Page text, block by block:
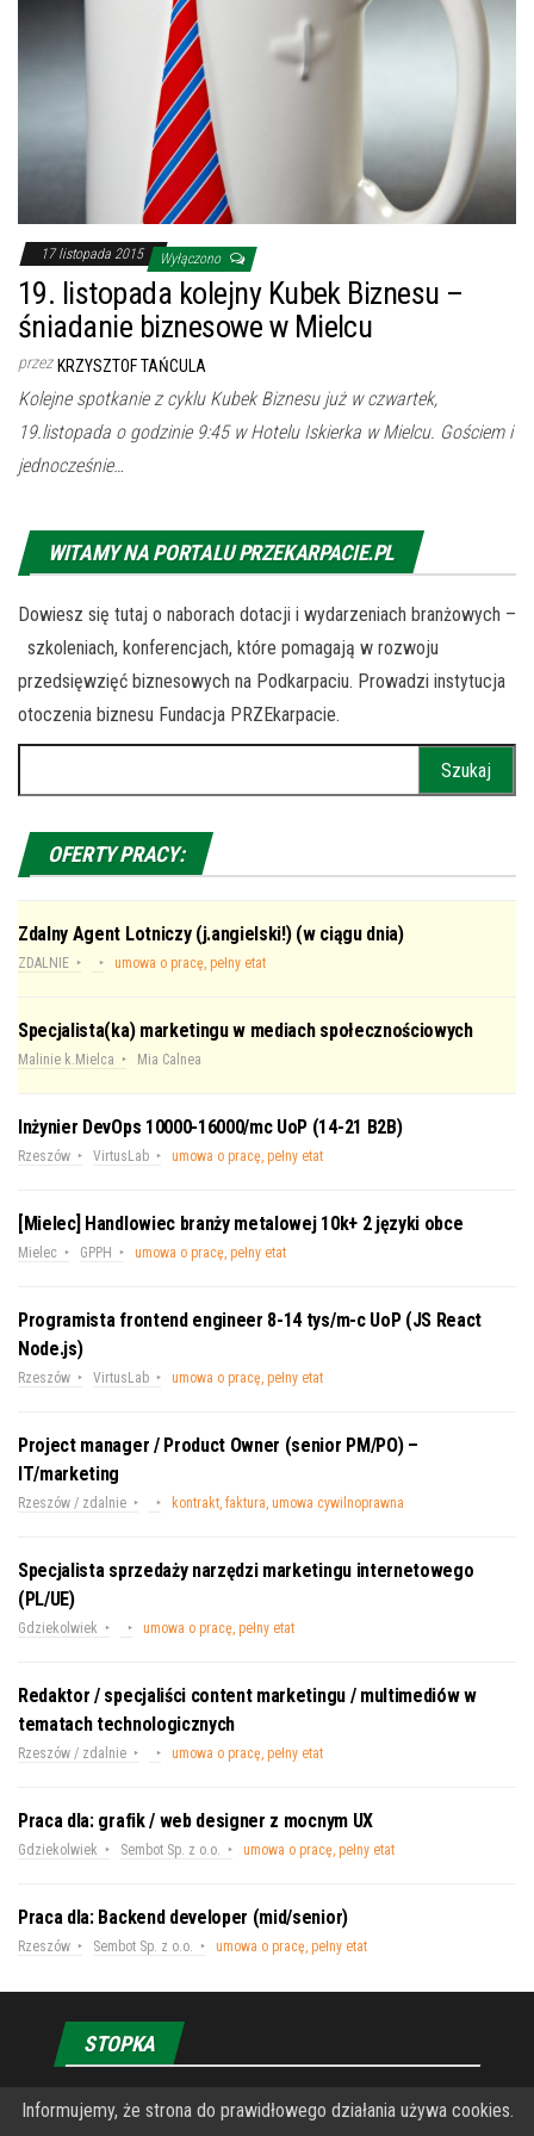
17 listopada 2015 Wyłączono
19. listopada kolejny Kubek Biznesu –
śniadanie biznesowe w Mielcu
przez KRZYSZTOF TAŃCULA
Kolejne spotkanie z cyklu Kubek Biznesu już w czwartek,
19.listopada o godzinie 9:45 w Hotelu Iskierka w Mielcu. Gościem i
jednocześnie…
WITAMY NA PORTALU PRZEKARPACIE.PL
Dowiesz się tutaj o naborach dotacji i wydarzeniach branżowych –
szkoleniach, konferencjach, które pomagają w rozwoju
przedsięwzięć biznesowych na Podkarpaciu. Prowadzi instytucja
otoczenia biznesu Fundacja PRZEkarpacie.
OFERTY PRACY:
Zdalny Agent Lotniczy (j.angielski!) (w ciągu dnia)
ZDALNIE umowa o pracę, pełny etat
Specjalista(ka) marketingu w mediach społecznościowych
Malinie k.Mielca Mia Calnea
Inżynier DevOps 10000-16000/mc UoP (14-21 B2B)
Rzeszów VirtusLab umowa o pracę, pełny etat
[Mielec] Handlowiec branży metalowej 10k+ 2 języki obce
Mielec GPPH umowa o pracę, pełny etat
Programista frontend engineer 8-14 tys/m-c UoP (JS React
Node.js)
Rzeszów VirtusLab umowa o pracę, pełny etat
Project manager / Product Owner (senior PM/PO) –
IT/marketing
Rzeszów / zdalnie kontrakt, faktura, umowa cywilnoprawna
Specjalista sprzedaży narzędzi marketingu internetowego
(PL/UE)
Gdziekolwiek umowa o pracę, pełny etat
Redaktor / specjaliści content marketingu / multimediów w
tematach technologicznych
Rzeszów / zdalnie umowa o pracę, pełny etat
Praca dla: grafik / web designer z mocnym UX
Gdziekolwiek Sembot Sp. z o.o. umowa o pracę, pełny etat
Praca dla: Backend developer (mid/senior)
Rzeszów Sembot Sp. z o.o. umowa o pracę, pełny etat
STOPKA
O Fundacji PRZEkarpacie
Informujemy, że strona do prawidłowego działania używa cookies.